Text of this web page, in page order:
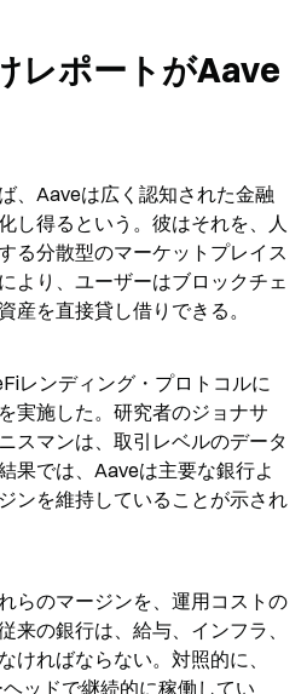
レポートがAave
、Aaveは広く認知された金融
し得るという。彼はそれを、人
る分散型のマーケットプレイス
より、ユーザーはブロックチェ
産を直接貸し借りできる。
レンディング・プロトコルに
実施した。研究者のジョナサ
スマンは、取引レベルのデータ
果では、Aaveは主要な銀行よ
ンを維持していることが示され
らのマージンを、運用コストの
来の銀行は、給与、インフラ、
ければならない。対照的に、
ッドで継続的に稼働してい